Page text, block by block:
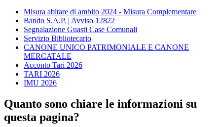
Misura abitare di ambito 2024 - Misura Complementare
Bando S.A.P. | Avviso 12822
Segnalazione Guasti Case Comunali
Servizio Bibliotecario
CANONE UNICO PATRIMONIALE E CANONE
MERCATALE
Acconto Tari 2026
TARI 2026
IMU 2026
Quanto sono chiare le informazioni su
questa pagina?